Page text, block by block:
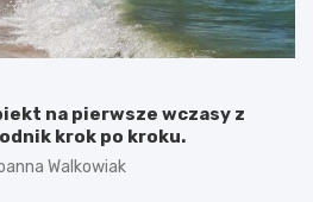
na pierwsze wczasy z
krok po kroku.
Walkowiak